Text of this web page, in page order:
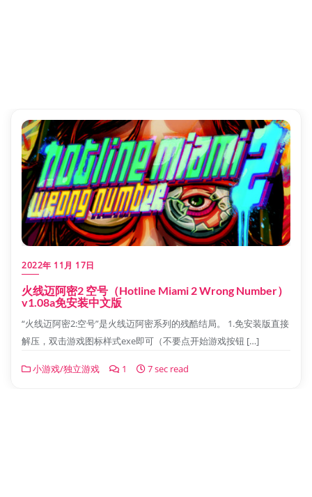
2022年 11月 17日
火线迈阿密2 空号（Hotline Miami 2 Wrong Number）
v1.08a免安装中文版
“火线迈阿密2:空号”是火线迈阿密系列的残酷结局。 1.免安装版直接
解压，双击游戏图标样式exe即可（不要点开始游戏按钮 […]
小游戏/独立游戏 1 7 sec read